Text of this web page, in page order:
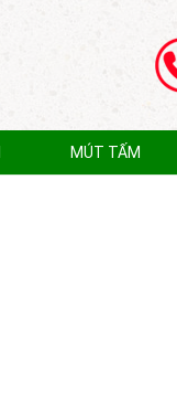
MÚT TẤM